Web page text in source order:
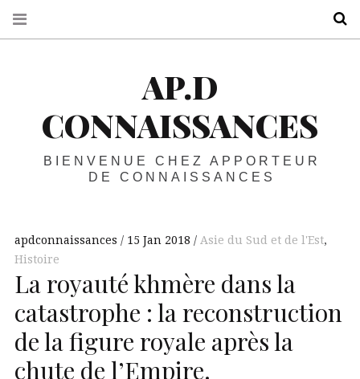
AP.D
CONNAISSANCES
BIENVENUE CHEZ APPORTEUR
DE CONNAISSANCES
apdconnaissances 15 Jan 2018 Asie du Sud et de l'Est,
Histoire
La royauté khmère dans la
catastrophe : la reconstruction
de la figure royale après la
chute de l’Empire.